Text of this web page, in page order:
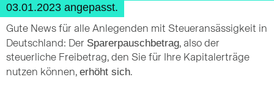
03.01.2023 angepasst.
Gute News für alle Anlegenden mit Steueransässigkeit in
Deutschland: Der Sparerpauschbetrag, also der
steuerliche Freibetrag, den Sie für Ihre Kapitalerträge
nutzen können, erhöht sich.